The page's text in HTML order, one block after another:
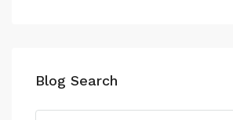
Blog Search